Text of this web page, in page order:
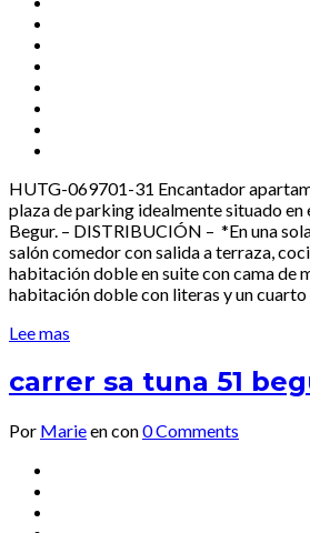
HUTG-069701-31 Encantador
plaza de parking idealmente situado
Begur. – DISTRIBUCIÓN – *En una
salón comedor con salida a terraza,
habitación doble en suite con cama de
habitación doble con literas y un
Lee mas
carrer sa tuna 51
Por Marieencon0 Comments